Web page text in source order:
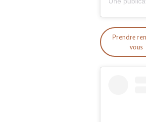
Prendre
vous